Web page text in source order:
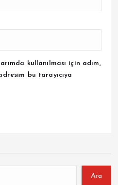
kullanılması için adım,
bu tarayıcıya
Ara